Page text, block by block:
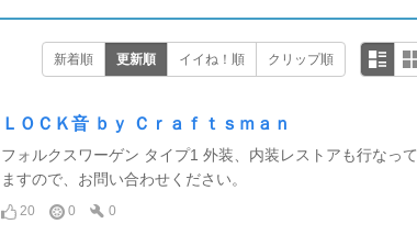
新着順 更新順 イイね！順 クリップ順
ＬＯＣＫ音 ｂｙ Ｃｒａｆｔｓｍａｎ
フォルクスワーゲン タイプ1 外装、内装レストアも行なって
ますので、お問い合わせください。
20 0 0